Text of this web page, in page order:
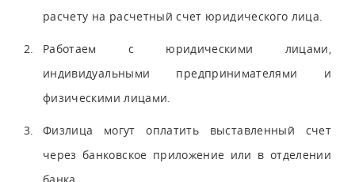
расчету на расчетный счет юридического лица.
Работаем с юридическими лицами,
индивидуальными предпринимателями и
физическими лицами.
Физлица могут оплатить выставленный счет
через банковское приложение или в отделении